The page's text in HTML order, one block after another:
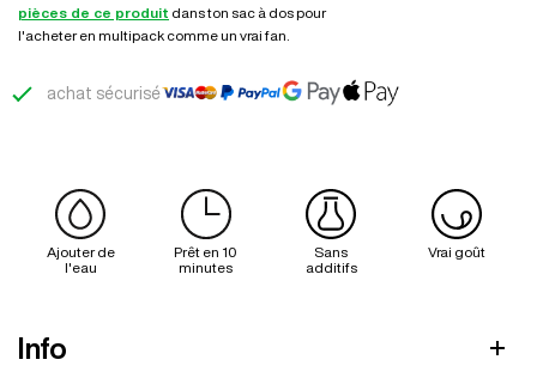
aux
pièces de ce produit dans ton sac à dos pour
l'acheter en multipack comme un vrai fan.
achat sécurisé
Ajouter de
l'eau
Prêt en 10
minutes
Sans
additifs
Vrai goût
Info